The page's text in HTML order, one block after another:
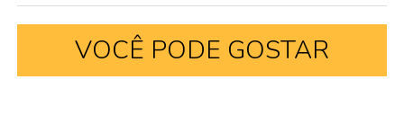
VOCÊ PODE GOSTAR